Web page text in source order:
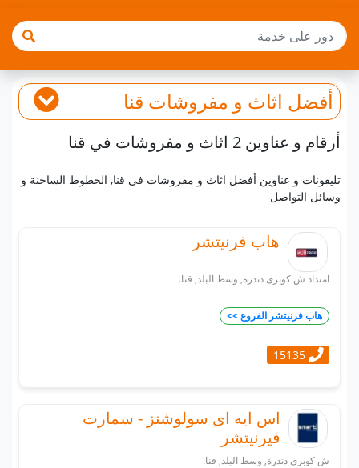
أفضل اثاث و مفروشات قنا
أرقام و عناوين 2 اثاث و مفروشات في قنا
تليفونات و عناوين أفضل اثاث و مفروشات في قنا, الخطوط الساخنة و
وسائل التواصل
هاب فرنيتشر
امتداد ش كوبرى دندرة, وسط البلد, قنا.
هاب فرنيتشر الفروع >>
15135
اس ايه اى سولوشنز - سمارت
فيرنيتشر
ش كوبرى دندرة, وسط البلد, قنا.